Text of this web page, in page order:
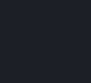
danışınız.
yapılan herhangi bir
Sitemizi ziyaret